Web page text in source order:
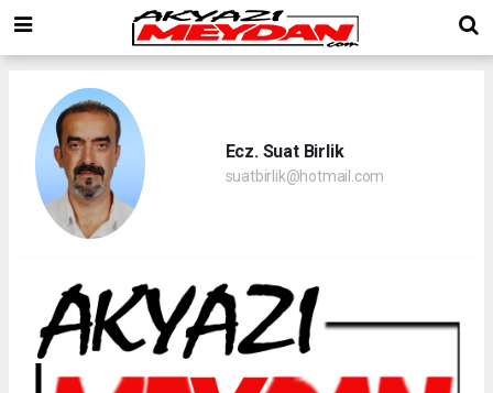
Ecz. Suat Birlik
suatbirlik@hotmail.com